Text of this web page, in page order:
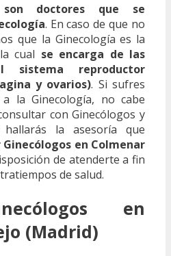
son doctores que se
. En caso de que no
que la Ginecología es la
cual se encarga de las
sistema reproductor
y ovarios). Si sufres
la Ginecología, no cabe
con Ginecólogos y
la asesoría que
en Colmenar
de atenderte a fin
de salud.
en
(Madrid)